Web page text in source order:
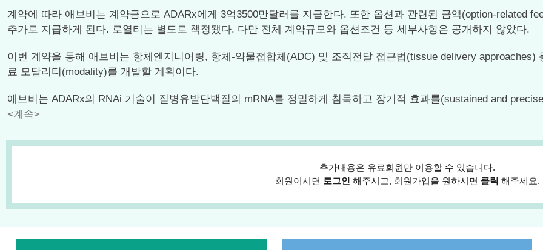
계약에 따라 애브비는 계약금으로 ADARx에게 3억3500만달러를 지급한다. 또한 옵션과 관련된 금액(option-related
추가로 지급하게 된다. 로열티는 별도로 책정됐다. 다만 전체 계약규모와 옵션조건 등 세부사항은 공개하지 않았다.
이번 계약을 통해 애브비는 항체엔지니어링, 항체-약물접합체(ADC) 및 조직전달 접근법(tissue delivery
료 모달리티(modality)를 개발할 계획이다.
애브비는 ADARx의 RNAi 기술이 질병유발단백질의 mRNA를 정밀하게 침묵하고 장기적 효과를(sustained and
<계속>
추가내용은 유료회원만 이용할 수 있습니다.
회원이시면 로그인 해주시고, 회원가입을 원하시면 클릭 해주세요.